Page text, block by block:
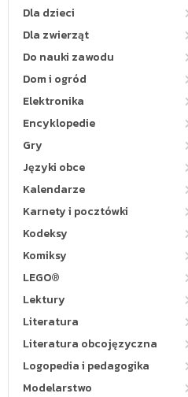
Dla dzieci
Dla zwierząt
Do nauki zawodu
Dom i ogród
Elektronika
Encyklopedie
Gry
Języki obce
Kalendarze
Karnety i pocztówki
Kodeksy
Komiksy
LEGO®
Lektury
Literatura
Literatura obcojęzyczna
Logopedia i pedagogika
Modelarstwo